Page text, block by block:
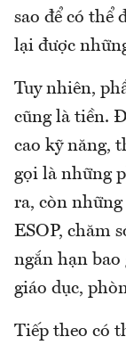
sao để có thể
lại được
Tuy nhiên,
cũng là tiền.
cao kỹ năng,
gọi là những
ra, còn
ESOP, chăm
ngắn hạn
giáo dục,
Tiếp theo có